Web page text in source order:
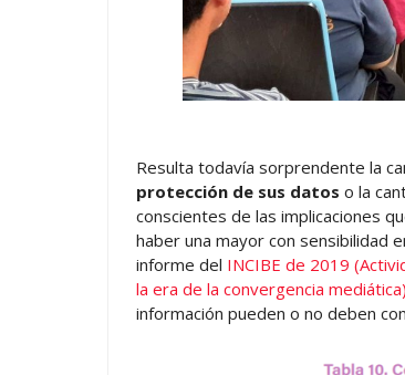
Resulta todavía sorprendente la
protección de sus datos o la
conscientes de las implicaciones
haber una mayor con sensibilidad
informe del INCIBE de 2019
la era de la convergencia mediática)
información pueden o no deben